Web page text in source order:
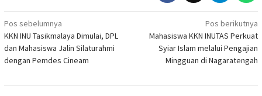
Navigasi
pos
Pos sebelumnya
KKN INU Tasikmalaya Dimulai, DPL
dan Mahasiswa Jalin Silaturahmi
dengan Pemdes Cineam
Pos berikutnya
Mahasiswa KKN INUTAS Perkuat
Syiar Islam melalui Pengajian
Mingguan di Nagaratengah